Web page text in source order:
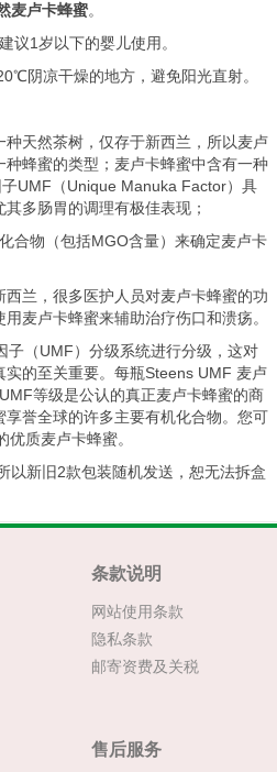
麦卢卡蜂蜜。
议1岁以下的婴儿使用。
阴凉干燥的地方，避免阳光直射。
种天然茶树，仅存于新西兰，所以麦卢
蜂蜜的类型；麦卢卡蜂蜜中含有一种
UMF（Unique Manuka Factor）具
多肠胃的调理有极佳表现；
合物（包括MGO含量）来确定麦卢卡
兰，很多医护人员对麦卢卡蜂蜜的功
麦卢卡蜂蜜来辅助治疗伤口和溃疡。
子（UMF）分级系统进行分级，这对
的至关重要。每瓶Steens UMF 麦卢
等级是公认的真正麦卢卡蜂蜜的商
誉全球的许多主要有机化合物。您可
质麦卢卡蜂蜜。
以新旧2款包装随机发送，恕无法拆盒
条款说明
网站使用条款
隐私条款
邮寄资费及关税
售后服务